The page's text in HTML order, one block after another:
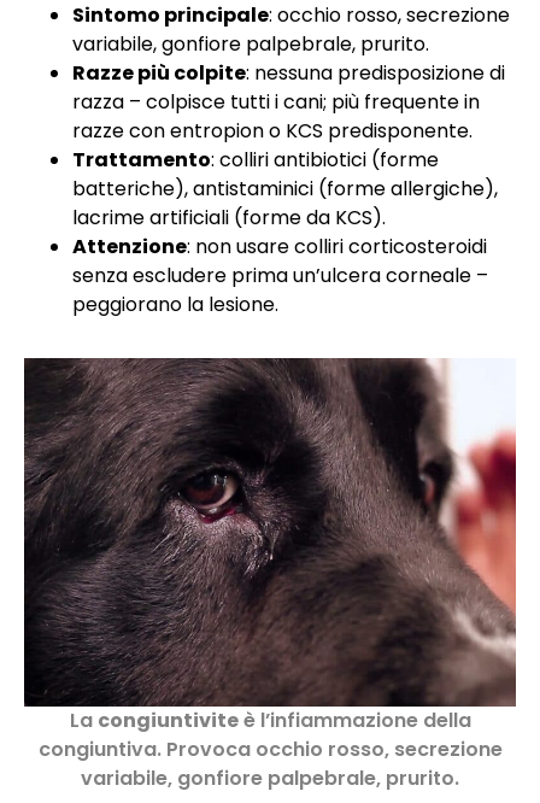
Sintomo principale: occhio rosso, secrezione
variabile, gonfiore palpebrale, prurito.
Razze più colpite: nessuna predisposizione di
razza – colpisce tutti i cani; più frequente in
razze con entropion o KCS predisponente.
Trattamento: colliri antibiotici (forme
batteriche), antistaminici (forme allergiche),
lacrime artificiali (forme da KCS).
Attenzione: non usare colliri corticosteroidi
senza escludere prima un’ulcera corneale –
peggiorano la lesione.
La congiuntiviteè l’infiammazione della
congiuntiva. Provoca occhio rosso, secrezione
variabile, gonfiore palpebrale, prurito.